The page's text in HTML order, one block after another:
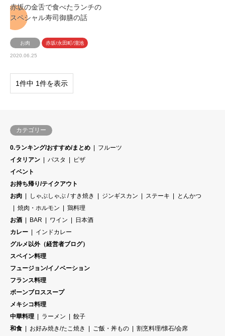
赤坂の金舌で食べたランチの
スペシャル寿司御膳の話
お肉 赤坂/永田町/溜池
2020.06.25
1件中 1件を表示
カテゴリー
0.ランキング/おすすめ/まとめ
フルーツ
イタリアン
パスタ
ピザ
イベント
お持ち帰り/テイクアウト
お肉
しゃぶしゃぶ / すき焼き ジンギスカン ステーキ
とんかつ
焼肉・ホルモン
鶏料理
お酒
BAR ワイン
日本酒
カレー
インドカレー
グルメ以外（経営者ブログ）
スペイン料理
フュージョン/イノベーション
フランス料理
ボーンブロススープ
メキシコ料理
中華料理
ラーメン
餃子
和食
お好み焼き/たこ焼き ご飯・丼もの
割烹料理/懐石/会席